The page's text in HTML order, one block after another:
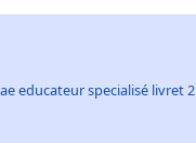
educateur specialisé livret 2